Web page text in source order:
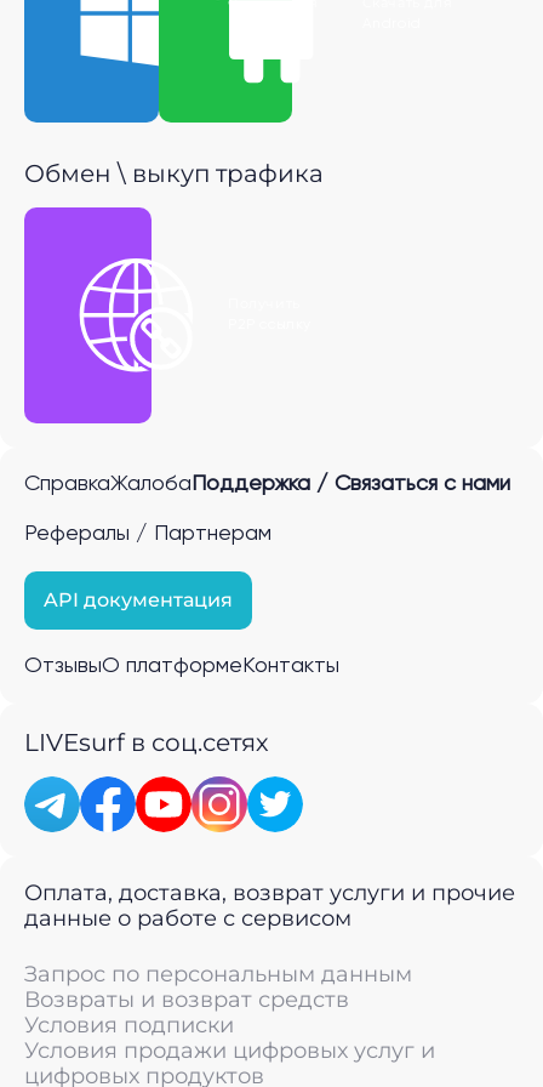
Обмен \ выкуп трафика
СправкаЖалоба Поддержка / Связаться с нами
Рефералы / Партнерам
API документация
ОтзывыО платформе Контакты
LIVEsurf в соц.сетях
Оплата, доставка, возврат услуги и прочие
данные о работе с сервисом
Запрос по персональным данным
Возвраты и возврат средств
Условия подписки
Условия продажи цифровых услуг и
цифровых продуктов